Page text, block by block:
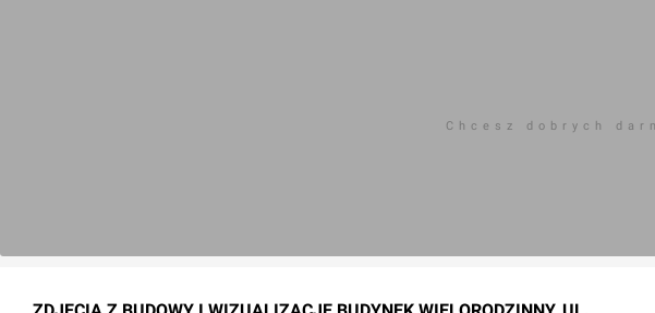
Chcesz dobrych